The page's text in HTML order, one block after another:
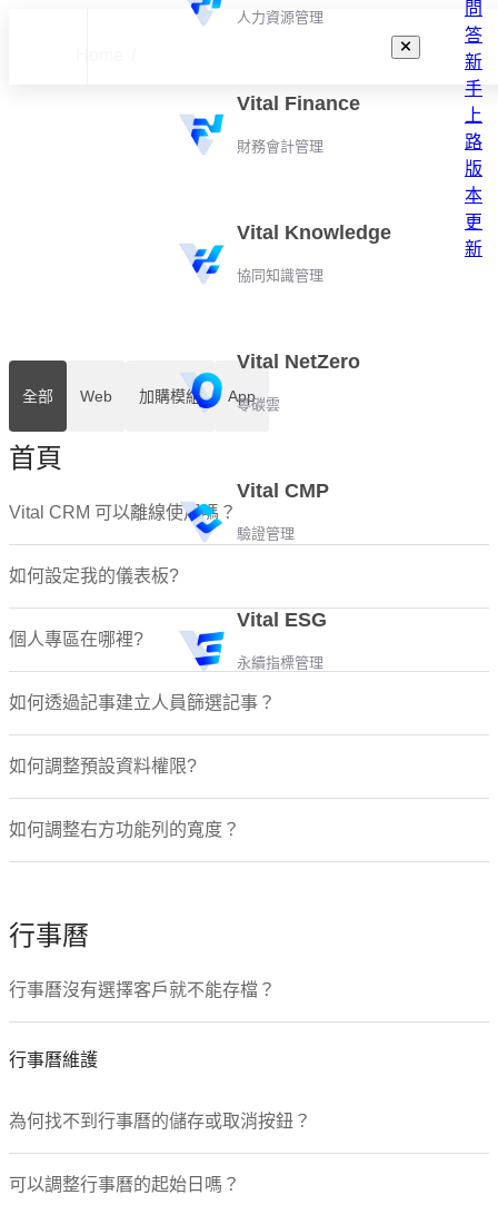
人力資源管理
Vital Finance
財務會計管理
Vital Knowledge
協同知識管理
Vital NetZero
零碳雲
Vital CMP
驗證管理
Vital ESG
永續指標管理
問
答
新
手
上
路
版
本
更
新
常見問答
首頁
行事曆維護
行事曆工作
行事曆其他
客戶資料權限
客戶標籤
客戶記事
客戶收集器
公司
公司資料維護
公司標籤
公司查詢
參加人員
事件/活動其他
潛在商機
商機擴充欄位
商機權限
訂單/消費維護
全部 Web 加購模組 App
首頁
Vital CRM 可以離線使用嗎？
如何設定我的儀表板?
個人專區在哪裡?
如何透過記事建立人員篩選記事？
如何調整預設資料權限?
如何調整右方功能列的寬度？
行事曆
行事曆沒有選擇客戶就不能存檔？
行事曆維護
為何找不到行事曆的儲存或取消按鈕？
可以調整行事曆的起始日嗎？